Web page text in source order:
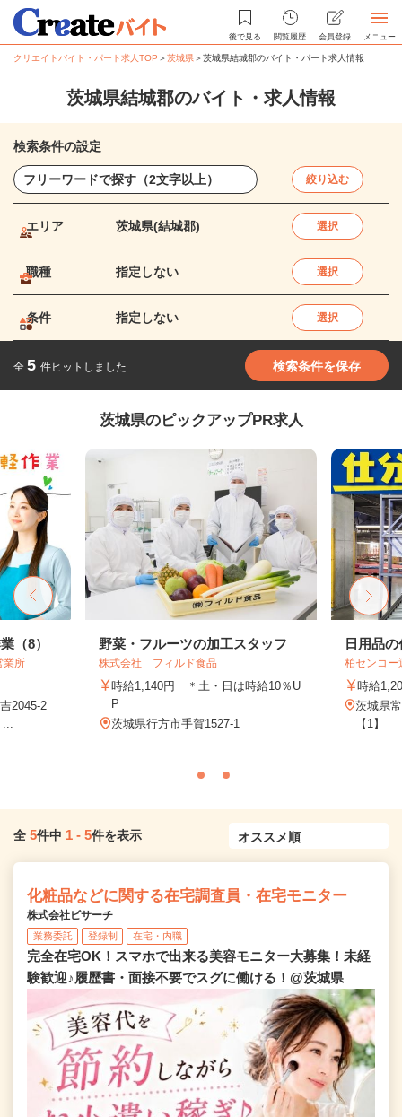
後で見る 閲覧履歴 会員登録 メニュー
クリエイトバイト・パート求人TOP ＞茨城県＞茨城県結城郡のバイト・パート求人情報
茨城県結城郡のバイト・求人情報
検索条件の設定
絞り込む
エリア 茨城県(結城郡) 選択
職種 指定しない 選択
条件 指定しない 選択
全 5 件ヒットしました 検索条件を保存
茨城県のピックアップPR求人
（8）
業所
2045-2
野菜・フルーツの加工スタッフ
株式会社 フィルド食品
時給1,140円 ＊土・日は時給10％U
P
茨城県行方市手賀1527-1
日用品
柏センコ
時給
茨城県
【1】
全 5件中 1 - 5件を表示
化粧品などに関する在宅調査員・在宅モニター
株式会社ビサーチ
業務委託 登録制 在宅・内職
完全在宅OK！スマホで出来る美容モニター大募集！未経
験歓迎♪履歴書・面接不要でスグに働ける！@茨城県